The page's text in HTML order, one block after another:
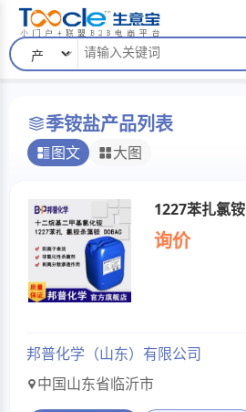
季铵盐产品列表
图文 大图
1227苯扎氯铵
询价
邦普化学（山东）有限公司
中国山东省临沂市